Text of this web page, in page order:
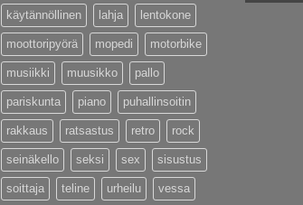
käytännöllinen lahja lentokone
moottoripyörä mopedi motorbike
musiikki muusikko pallo
pariskunta piano puhallinsoitin
rakkaus ratsastus retro rock
seinäkello seksi sex sisustus
soittaja teline urheilu vessa